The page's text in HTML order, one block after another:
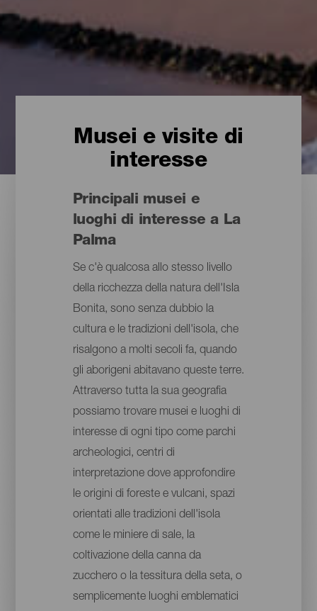
Musei e visite di
interesse
Principali musei e
luoghi di interesse a La
Palma
Se c'è qualcosa allo stesso livello
della ricchezza della natura dell'Isla
Bonita, sono senza dubbio la
cultura e le tradizioni dell'isola, che
risalgono a molti secoli fa, quando
gli aborigeni abitavano queste terre.
Attraverso tutta la sua geografia
possiamo trovare musei e luoghi di
interesse di ogni tipo come parchi
archeologici, centri di
interpretazione dove approfondire
le origini di foreste e vulcani, spazi
orientati alle tradizioni dell'isola
come le miniere di sale, la
coltivazione della canna da
zucchero o la tessitura della seta, o
semplicemente luoghi emblematici